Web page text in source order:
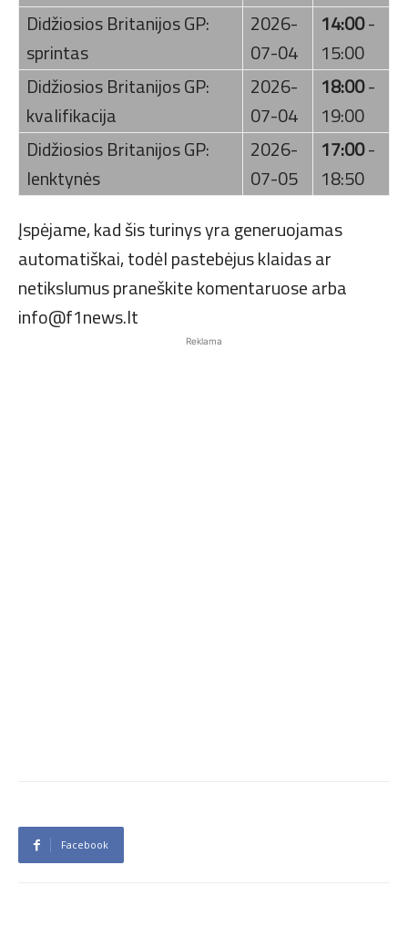
Didžiosios Britanijos GP:
sprintas
2026-
07-04
14:00-
15:00
Didžiosios Britanijos GP:
kvalifikacija
2026-
07-04
18:00-
19:00
Didžiosios Britanijos GP:
lenktynės
2026-
07-05
17:00-
18:50
Įspėjame, kad šis turinys yra generuojamas
automatiškai, todėl pastebėjus klaidas ar
netikslumus praneškite komentaruose arba
info@f1news.lt
Reklama
Facebook